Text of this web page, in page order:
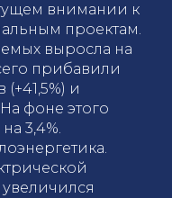
внимании к
проектам.
выросла на
прибавили
и
фоне этого
3,4%.